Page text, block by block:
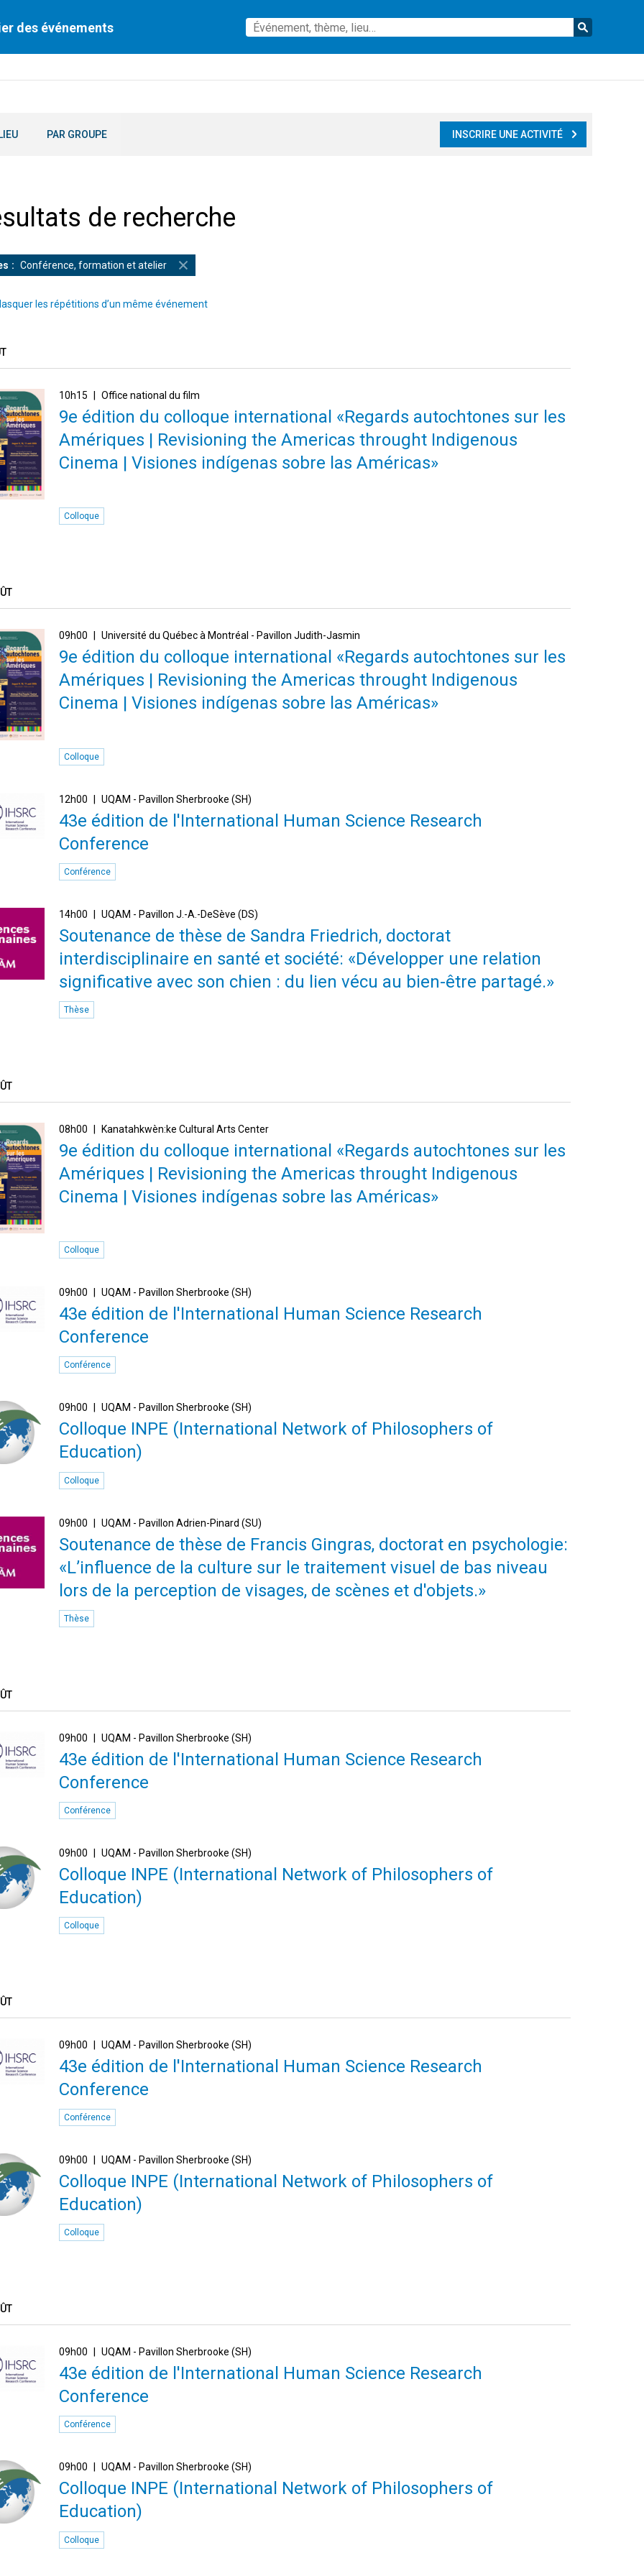
des événements
PAR GROUPE INSCRIRE UNE ACTIVITÉ
de recherche
Conférence, formation et atelier
les répétitions d’un même événement
10h15 Office national du film
9e édition du colloque international «Regards autochtones sur les
Amériques | Revisioning the Americas throught Indigenous
Cinema | Visiones indígenas sobre las Américas»
Colloque
09h00 Université du Québec à Montréal - Pavillon Judith-Jasmin
9e édition du colloque international «Regards autochtones sur les
Amériques | Revisioning the Americas throught Indigenous
Cinema | Visiones indígenas sobre las Américas»
Colloque
12h00 UQAM - Pavillon Sherbrooke (SH)
43e édition de l'International Human Science Research
Conference
Conférence
14h00 UQAM - Pavillon J.-A.-DeSève (DS)
Soutenance de thèse de Sandra Friedrich, doctorat
interdisciplinaire en santé et société: «Développer une relation
significative avec son chien : du lien vécu au bien-être partagé.»
Thèse
08h00 Kanatahkwèn:ke Cultural Arts Center
9e édition du colloque international «Regards autochtones sur les
Amériques | Revisioning the Americas throught Indigenous
Cinema | Visiones indígenas sobre las Américas»
Colloque
09h00 UQAM - Pavillon Sherbrooke (SH)
43e édition de l'International Human Science Research
Conference
Conférence
09h00 UQAM - Pavillon Sherbrooke (SH)
Colloque INPE (International Network of Philosophers of
Education)
Colloque
09h00 UQAM - Pavillon Adrien-Pinard (SU)
Soutenance de thèse de Francis Gingras, doctorat en psychologie:
«L’influence de la culture sur le traitement visuel de bas niveau
lors de la perception de visages, de scènes et d'objets.»
Thèse
09h00 UQAM - Pavillon Sherbrooke (SH)
43e édition de l'International Human Science Research
Conference
Conférence
09h00 UQAM - Pavillon Sherbrooke (SH)
Colloque INPE (International Network of Philosophers of
Education)
Colloque
09h00 UQAM - Pavillon Sherbrooke (SH)
43e édition de l'International Human Science Research
Conference
Conférence
09h00 UQAM - Pavillon Sherbrooke (SH)
Colloque INPE (International Network of Philosophers of
Education)
Colloque
09h00 UQAM - Pavillon Sherbrooke (SH)
43e édition de l'International Human Science Research
Conference
Conférence
09h00 UQAM - Pavillon Sherbrooke (SH)
Colloque INPE (International Network of Philosophers of
Education)
Colloque